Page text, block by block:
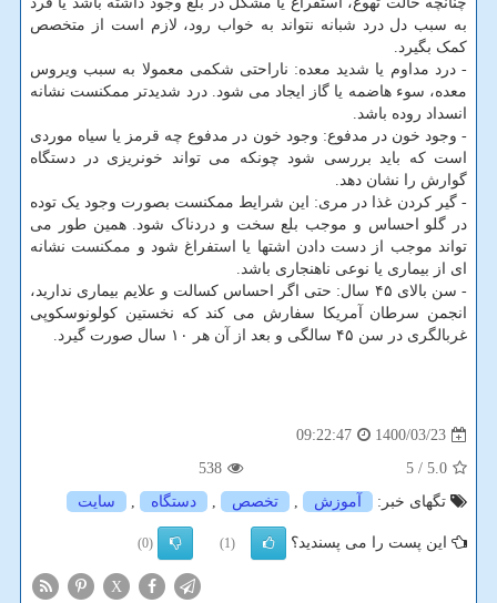
به سبب دل درد شبانه نتواند به خواب رود، لازم است از متخصص
کمک بگیرد.
- درد مداوم یا شدید معده: ناراحتی شکمی معمولا به سبب ویروس
معده، سوء هاضمه یا گاز ایجاد می شود. درد شدیدتر ممکنست نشانه
انسداد روده باشد.
- وجود خون در مدفوع: وجود خون در مدفوع چه قرمز یا سیاه موردی
است که باید بررسی شود چونکه می تواند خونریزی در دستگاه
گوارش را نشان دهد.
- گیر کردن غذا در مری: این شرایط ممکنست بصورت وجود یک توده
در گلو احساس و موجب بلع سخت و دردناک شود. همین طور می
تواند موجب از دست دادن اشتها یا استفراغ شود و ممکنست نشانه
ای از بیماری یا نوعی ناهنجاری باشد.
- سن بالای ۴۵ سال: حتی اگر احساس کسالت و علایم بیماری ندارید،
انجمن سرطان آمریکا سفارش می کند که نخستین کولونوسکوپی
غربالگری در سن ۴۵ سالگی و بعد از آن هر ۱۰ سال صورت گیرد.
1400/03/23
09:22:47
5.0
/ 5
538
تگهای خبر:
آموزش , تخصص , دستگاه , سایت
این پست را می پسندید؟ (1)
(0)
X